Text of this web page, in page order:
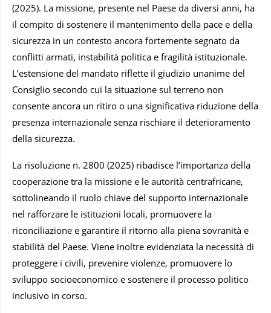
(2025). La missione, presente nel Paese da diversi anni, ha
il compito di sostenere il mantenimento della pace e della
sicurezza in un contesto ancora fortemente segnato da
conflitti armati, instabilità politica e fragilità istituzionale.
L’estensione del mandato riflette il giudizio unanime del
Consiglio secondo cui la situazione sul terreno non
consente ancora un ritiro o una significativa riduzione della
presenza internazionale senza rischiare il deterioramento
della sicurezza.
La risoluzione n. 2800 (2025) ribadisce l’importanza della
cooperazione tra la missione e le autorità centrafricane,
sottolineando il ruolo chiave del supporto internazionale
nel rafforzare le istituzioni locali, promuovere la
riconciliazione e garantire il ritorno alla piena sovranità e
stabilità del Paese. Viene inoltre evidenziata la necessità di
proteggere i civili, prevenire violenze, promuovere lo
sviluppo socioeconomico e sostenere il processo politico
inclusivo in corso.